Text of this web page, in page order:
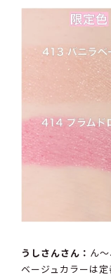
うしさんさん： ん
ベージュカラーは